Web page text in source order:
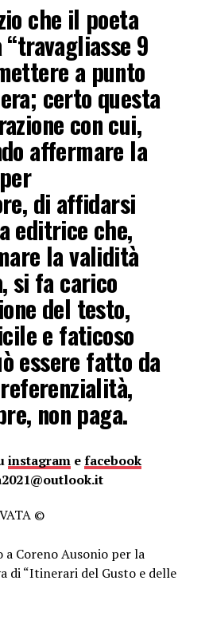
che il poeta
“travagliasse 9
a punto
certo questa
con cui,
affermare la
di affidarsi
editrice che,
la validità
si fa carico
del testo,
e faticoso
essere fatto da
non paga.
instagramefacebook
©
a Coreno Ausonio per la
di “Itinerari del Gusto e delle